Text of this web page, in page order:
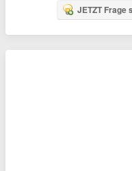
JETZT Frage